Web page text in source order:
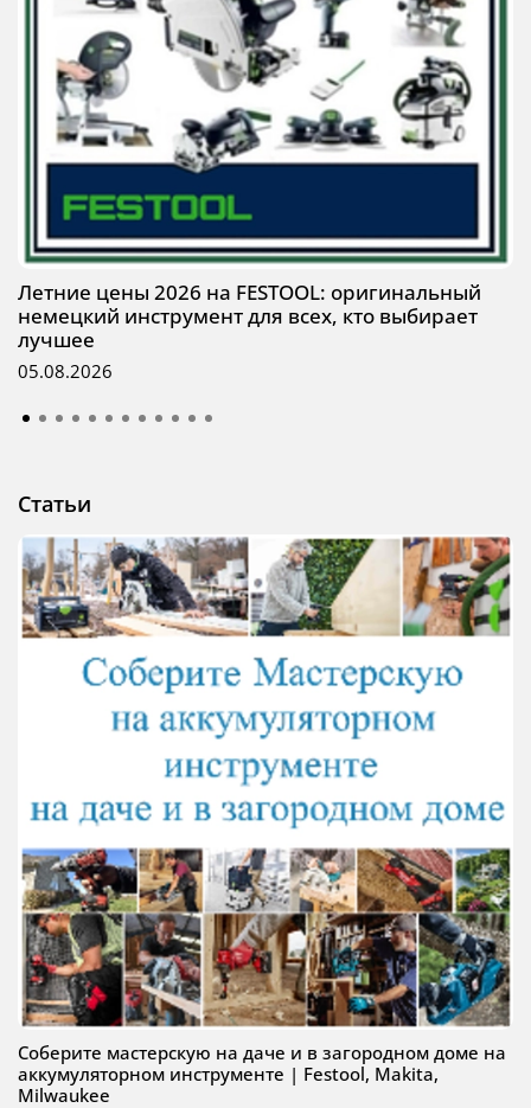
Летние цены 2026 на FESTOOL: оригинальный
немецкий инструмент для всех, кто выбирает
лучшее
05.08.2026
Статьи
Соберите мастерскую на даче и в загородном доме на
аккумуляторном инструменте | Festool, Makita,
Milwaukee